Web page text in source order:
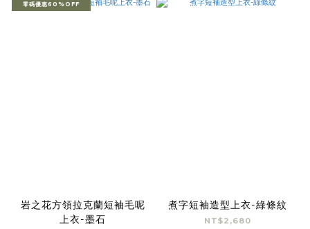
零碼優惠60%OFF
岩之花方領拉克蘭短袖毛呢
上衣-墨石
煮字短袖造型上衣-綠條紋
NT$2,680